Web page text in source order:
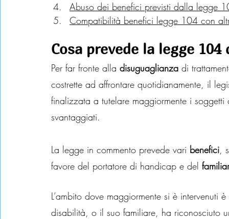
Abuso dei benefici previsti dalla legge
Compatibilità benefici legge 104 con
Cosa prevede la legge 104
Per far fronte alla disuguaglianza di
costrette ad affrontare quotidianamente, il
finalizzata a tutelare maggiormente i
svantaggiati.
La legge in commento prevede vari benefici,
favore del portatore di handicap e del
L’ambito dove maggiormente si è intervenuti
disabilità, o il suo familiare, ha riconosciuto